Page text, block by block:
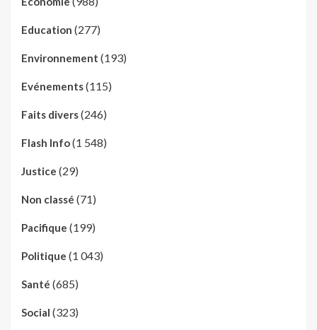
Education (277)
Environnement (193)
Evénements(115)
Faits divers(246)
Flash Info(1 548)
Justice (29)
Non classé (71)
Pacifique (199)
Politique (1 043)
Santé (685)
Social (323)